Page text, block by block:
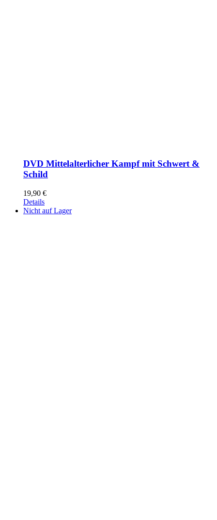
DVD Mittelalterlicher Kampf mit Schwert &
Schild
19,90 €
Details
Nicht auf Lager